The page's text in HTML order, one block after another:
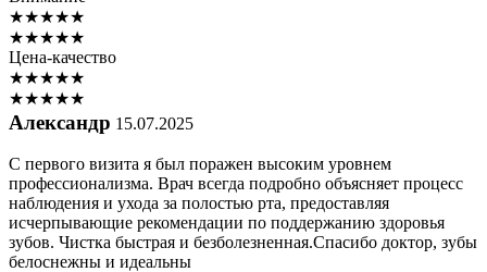
★★★★★
★★★★★
Цена-качество
★★★★★
★★★★★
Александр 15.07.2025
С первого визита я был поражен высоким уровнем
профессионализма. Врач всегда подробно объясняет процесс
наблюдения и ухода за полостью рта, предоставляя
исчерпывающие рекомендации по поддержанию здоровья
зубов. Чистка быстрая и безболезненная.Спасибо доктор, зубы
белоснежны и идеальны